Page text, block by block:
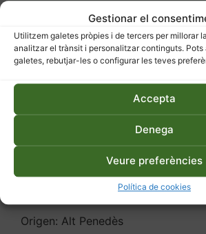
Gestionar el
Utilitzem galetes pròpies i de tercers per millorar
analitzar el trànsit i personalitzar continguts.
galetes, rebutjar-les o configurar les teves
Accepta
Denega
Veure preferències
Política de cookies
carbassa,ecològic,
Descripció
Origen: Alt Penedès